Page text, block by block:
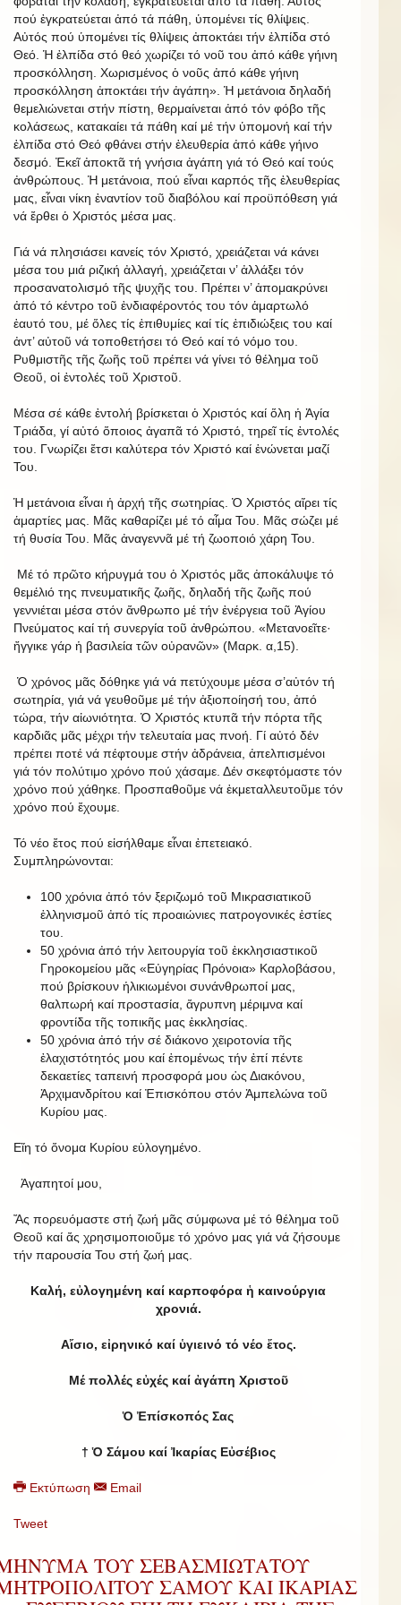
πού ἐγκρατεύεται ἀπό τά πάθη, ὑπομένει τίς θλίψεις.
Αὐτός πού ὑπομένει τίς θλίψεις ἀποκτάει τήν ἐλπίδα στό
Θεό. Ἡ ἐλπίδα στό θεό χωρίζει τό νοῦ του ἀπό κάθε γήινη
προσκόλληση. Χωρισμένος ὁ νοῦς ἀπό κάθε γήινη
προσκόλληση ἀποκτάει τήν ἀγάπη». Ἡ μετάνοια δηλαδή
θεμελιώνεται στήν πίστη, θερμαίνεται ἀπό τόν φόβο τῆς
κολάσεως, κατακαίει τά πάθη καί μέ τήν ὑπομονή καί τήν
ἐλπίδα στό Θεό φθάνει στήν ἐλευθερία ἀπό κάθε γήινο
δεσμό. Ἐκεῖ ἀποκτᾶ τή γνήσια ἀγάπη γιά τό Θεό καί τούς
ἀνθρώπους. Ἡ μετάνοια, πού εἶναι καρπός τῆς ἐλευθερίας
μας, εἶναι νίκη ἐναντίον τοῦ διαβόλου καί προϋπόθεση γιά
νά ἔρθει ὁ Χριστός μέσα μας.
Γιά νά πλησιάσει κανείς τόν Χριστό, χρειάζεται νά κάνει
μέσα του μιά ριζική ἀλλαγή, χρειάζεται ν’ ἀλλάξει τόν
προσανατολισμό τῆς ψυχῆς του. Πρέπει ν’ ἀπομακρύνει
ἀπό τό κέντρο τοῦ ἐνδιαφέροντός του τόν ἁμαρτωλό
ἑαυτό του, μέ ὅλες τίς ἐπιθυμίες καί τίς ἐπιδιώξεις του καί
ἀντ’ αὐτοῦ νά τοποθετήσει τό Θεό καί τό νόμο του.
Ρυθμιστῆς τῆς ζωῆς τοῦ πρέπει νά γίνει τό θέλημα τοῦ
Θεοῦ, οἱ ἐντολές τοῦ Χριστοῦ.
Μέσα σέ κάθε ἐντολή βρίσκεται ὁ Χριστός καί ὅλη ἡ Ἁγία
Τριάδα, γί αὐτό ὅποιος ἀγαπᾶ τό Χριστό, τηρεῖ τίς ἐντολές
του. Γνωρίζει ἔτσι καλύτερα τόν Χριστό καί ἑνώνεται μαζί
Του.
Ἡ μετάνοια εἶναι ἡ ἀρχή τῆς σωτηρίας. Ὁ Χριστός αἴρει τίς
ἁμαρτίες μας. Μᾶς καθαρίζει μέ τό αἷμα Του. Μᾶς σώζει μέ
τή θυσία Του. Μᾶς ἀναγεννᾶ μέ τή ζωοποιό χάρη Του.
Μέ τό πρῶτο κήρυγμά του ὁ Χριστός μᾶς ἀποκάλυψε τό
θεμέλιό της πνευματικῆς ζωῆς, δηλαδή τῆς ζωῆς πού
γεννιέται μέσα στόν ἄνθρωπο μέ τήν ἐνέργεια τοῦ Ἁγίου
Πνεύματος καί τή συνεργία τοῦ ἀνθρώπου. «Μετανοεῖτε·
ἤγγικε γάρ ἡ βασιλεία τῶν οὐρανῶν» (Μαρκ. α,15).
Ὁ χρόνος μᾶς δόθηκε γιά νά πετύχουμε μέσα σ’αὐτόν τή
σωτηρία, γιά νά γευθοῦμε μέ τήν ἀξιοποίησή του, ἀπό
τώρα, τήν αἰωνιότητα. Ὁ Χριστός κτυπᾶ τήν πόρτα τῆς
καρδιᾶς μᾶς μέχρι τήν τελευταία μας πνοή. Γί αὐτό δέν
πρέπει ποτέ νά πέφτουμε στήν ἀδράνεια, ἀπελπισμένοι
γιά τόν πολύτιμο χρόνο πού χάσαμε. Δέν σκεφτόμαστε τόν
χρόνο πού χάθηκε. Προσπαθοῦμε νά ἐκμεταλλευτοῦμε τόν
χρόνο πού ἔχουμε.
Τό νέο ἔτος πού εἰσήλθαμε εἶναι ἐπετειακό.
Συμπληρώνονται:
100 χρόνια ἀπό τόν ξεριζωμό τοῦ Μικρασιατικοῦ
ἑλληνισμοῦ ἀπό τίς προαιώνιες πατρογονικές ἑστίες
του.
50 χρόνια ἀπό τήν λειτουργία τοῦ ἐκκλησιαστικοῦ
Γηροκομείου μᾶς «Εὐγηρίας Πρόνοια» Καρλοβάσου,
πού βρίσκουν ἡλικιωμένοι συνάνθρωποί μας,
θαλπωρή καί προστασία, ἄγρυπνη μέριμνα καί
φροντίδα τῆς τοπικῆς μας ἐκκλησίας.
50 χρόνια ἀπό τήν σέ διάκονο χειροτονία τῆς
ἐλαχιστότητός μου καί ἑπομένως τήν ἐπί πέντε
δεκαετίες ταπεινή προσφορά μου ὡς Διακόνου,
Ἀρχιμανδρίτου καί Ἐπισκόπου στόν Ἀμπελώνα τοῦ
Κυρίου μας.
Εἴη τό ὄνομα Κυρίου εὐλογημένο.
Ἀγαπητοί μου,
Ἄς πορευόμαστε στή ζωή μᾶς σύμφωνα μέ τό θέλημα τοῦ
Θεοῦ καί ἄς χρησιμοποιοῦμε τό χρόνο μας γιά νά ζήσουμε
τήν παρουσία Του στή ζωή μας.
Καλή, εὐλογημένη καί καρποφόρα ἡ καινούργια
χρονιά.
Αἴσιο, εἰρηνικό καί ὑγιεινό τό νέο ἔτος.
Μέ πολλές εὐχές καί ἀγάπη Χριστοῦ
Ὁ Ἐπίσκοπός Σας
† Ὁ Σάμου καί Ἰκαρίας Εὐσέβιος
Εκτύπωση Email
Tweet
ΤΟΥ ΣΕΒΑΣΜΙΩΤΑΤΟΥ
ΣΑΜΟΥ ΚΑΙ ΙΚΑΡΙΑΣ